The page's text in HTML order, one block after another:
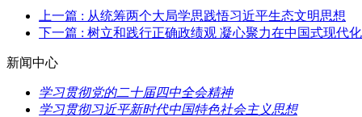
上一篇 : 从统筹两个大局学思践悟习近平生态文明思想
下一篇 : 树立和践行正确政绩观 凝心聚力在中国式现代
新闻中心
学习贯彻党的二十届四中全会精神
学习贯彻习近平新时代中国特色社会主义思想